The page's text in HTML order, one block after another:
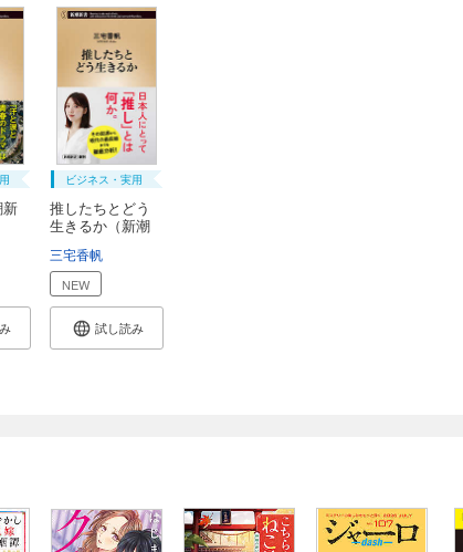
ビジネス・実用
推したちとどう
生きるか（新潮
三宅香帆
NEW
試し読み